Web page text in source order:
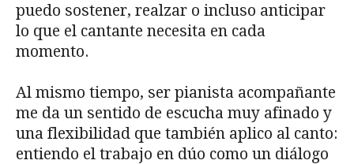
puedo sostener, realzar o incluso anticipar
lo que el cantante necesita en cada
momento.
Al mismo tiempo, ser pianista acompañante
me da un sentido de escucha muy afinado y
una flexibilidad que también aplico al canto:
entiendo el trabajo en dúo como un diálogo